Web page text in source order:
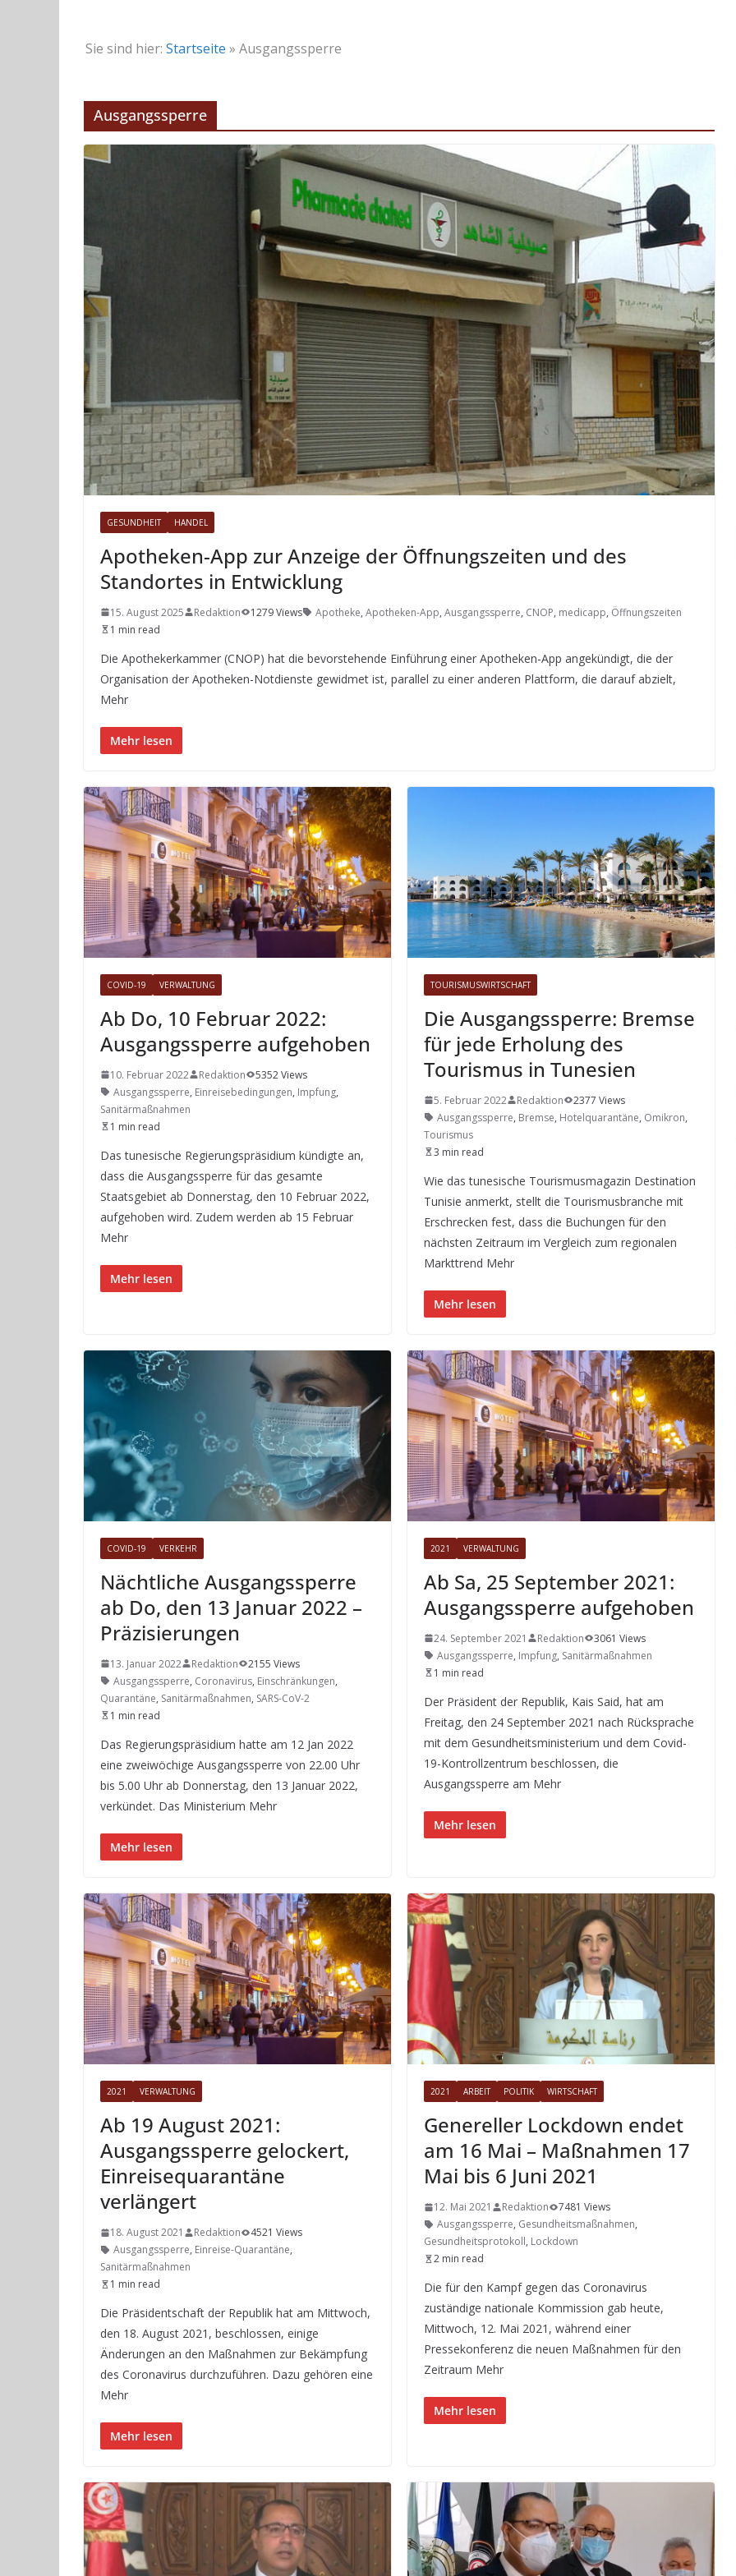
Sie sind hier: Startseite » Ausgangssperre
Ausgangssperre
GESUNDHEIT HANDEL
Apotheken-App zur Anzeige der Öffnungszeiten und des
Standortes in Entwicklung
15. August 2025 Redaktion 1279 Views Apotheke, Apotheken-App, Ausgangssperre, CNOP, medicapp, Öffnungszeiten
1 min read
Die Apothekerkammer (CNOP) hat die bevorstehende Einführung einer Apotheken-App angekündigt, die der
Organisation der Apotheken-Notdienste gewidmet ist, parallel zu einer anderen Plattform, die darauf abzielt,
Mehr
Mehr lesen
COVID-19 VERWALTUNG
Ab Do, 10 Februar 2022:
Ausgangssperre aufgehoben
10. Februar 2022 Redaktion
5352 Views
Ausgangssperre, Einreisebedingungen, Impfung,
Sanitärmaßnahmen
1 min read
Das tunesische Regierungspräsidium kündigte an,
dass die Ausgangssperre für das gesamte
Staatsgebiet ab Donnerstag, den 10 Februar 2022,
aufgehoben wird. Zudem werden ab 15 Februar
Mehr
Mehr lesen
TOURISMUSWIRTSCHAFT
Die Ausgangssperre: Bremse
für jede Erholung des
Tourismus in Tunesien
5. Februar 2022 Redaktion
2377 Views
Ausgangssperre, Bremse, Hotelquarantäne, Omikron,
Tourismus
3 min read
Wie das tunesische Tourismusmagazin Destination
Tunisie anmerkt, stellt die Tourismusbranche mit
Erschrecken fest, dass die Buchungen für den
nächsten Zeitraum im Vergleich zum regionalen
Markttrend Mehr
Mehr lesen
COVID-19 VERKEHR
Nächtliche Ausgangssperre
ab Do, den 13 Januar 2022 –
Präzisierungen
13. Januar 2022 Redaktion
2155 Views
Ausgangssperre, Coronavirus, Einschränkungen,
Quarantäne, Sanitärmaßnahmen, SARS-CoV-2
1 min read
Das Regierungspräsidium hatte am 12 Jan 2022
eine zweiwöchige Ausgangssperre von 22.00 Uhr
bis 5.00 Uhr ab Donnerstag, den 13 Januar 2022,
verkündet. Das Ministerium Mehr
Mehr lesen
2021 VERWALTUNG
Ab Sa, 25 September 2021:
Ausgangssperre aufgehoben
24. September 2021 Redaktion
3061 Views
Ausgangssperre, Impfung, Sanitärmaßnahmen
1 min read
Der Präsident der Republik, Kais Said, hat am
Freitag, den 24 September 2021 nach Rücksprache
mit dem Gesundheitsministerium und dem Covid-
19-Kontrollzentrum beschlossen, die
Ausgangssperre am Mehr
Mehr lesen
2021 VERWALTUNG
Ab 19 August 2021:
Ausgangssperre gelockert,
Einreisequarantäne
verlängert
18. August 2021 Redaktion
4521 Views
Ausgangssperre, Einreise-Quarantäne,
Sanitärmaßnahmen
1 min read
Die Präsidentschaft der Republik hat am Mittwoch,
den 18. August 2021, beschlossen, einige
Änderungen an den Maßnahmen zur Bekämpfung
des Coronavirus durchzuführen. Dazu gehören eine
Mehr
Mehr lesen
2021 ARBEIT POLITIK WIRTSCHAFT
Genereller Lockdown endet
am 16 Mai – Maßnahmen 17
Mai bis 6 Juni 2021
12. Mai 2021 Redaktion
7481 Views
Ausgangssperre, Gesundheitsmaßnahmen,
Gesundheitsprotokoll, Lockdown
2 min read
Die für den Kampf gegen das Coronavirus
zuständige nationale Kommission gab heute,
Mittwoch, 12. Mai 2021, während einer
Pressekonferenz die neuen Maßnahmen für den
Zeitraum Mehr
Mehr lesen